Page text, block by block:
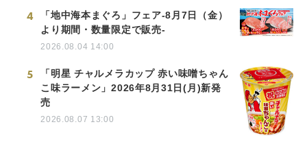
4
「地中海本まぐろ」フェア-8月7日（金）
より期間・数量限定で販売-
2026.08.04 14:00
5
「明星 チャルメラカップ 赤い味噌ちゃん
こ味ラーメン」2026年8月31日(月)新発
売
2026.08.07 13:00